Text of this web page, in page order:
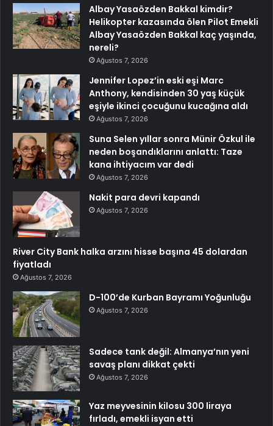
Albay Yasaözden Bakkal kimdir?
Helikopter kazasında ölen Pilot Emekli
Albay Yasaözden Bakkal kaç yaşında,
nereli?
Ağustos 7, 2026
Jennifer Lopez’in eski eşi Marc
Anthony, kendisinden 30 yaş küçük
eşiyle ikinci çocuğunu kucağına aldı
Ağustos 7, 2026
Suna Selen yıllar sonra Münir Özkul ile
neden boşandıklarını anlattı: Taze
kana ihtiyacım var dedi
Ağustos 7, 2026
Nakit para devri kapandı
Ağustos 7, 2026
River City Bank halka arzını hisse başına 45 dolardan
fiyatladı
Ağustos 7, 2026
D-100’de Kurban Bayramı Yoğunluğu
Ağustos 7, 2026
Sadece tank değil: Almanya’nın yeni
savaş planı dikkat çekti
Ağustos 7, 2026
Yaz meyvesinin kilosu 300 liraya
fırladı, emekli isyan etti